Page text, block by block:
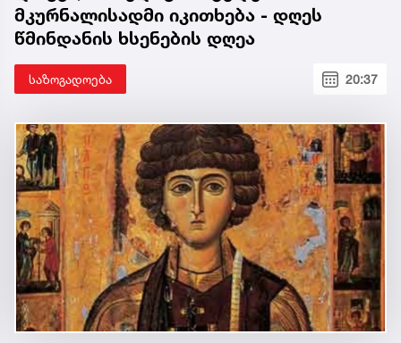
მკურნალისადმი იკითხება - დღეს
წმინდანის ხსენების დღეა
საზოგადოება 20:37